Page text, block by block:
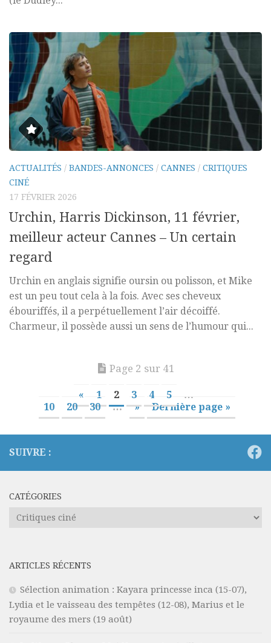
ACTUALITÉS / BANDES-ANNONCES / CANNES / CRITIQUES
CINÉ
17 FÉVRIER 2026
Urchin, Harris Dickinson, 11 février,
meilleur acteur Cannes – Un certain
regard
Urchin en anglais signifie oursin ou polisson, et Mike
est un peu tout cela à la fois. Avec ses cheveux
ébouriffés, il a perpétuellement l’air décoiffé.
Charmeur, il possède aussi un sens de l’humour qui...
Page 2 sur 41
« 1 2 3 4 5
…
10
20 30 … » Dernière page »
SUIVRE :
CATÉGORIES
Catégories
ARTICLES RÉCENTS
Sélection animation : Kayara princesse inca (15-07),
Lydia et le vaisseau des tempêtes (12-08), Marius et le
royaume des mers (19 août)